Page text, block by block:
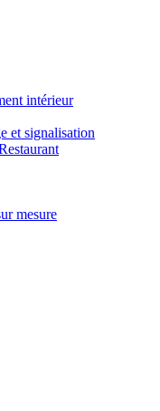
intérieur
et signalisation
mesure